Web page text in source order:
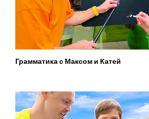
Грамматика с Максом и Катей